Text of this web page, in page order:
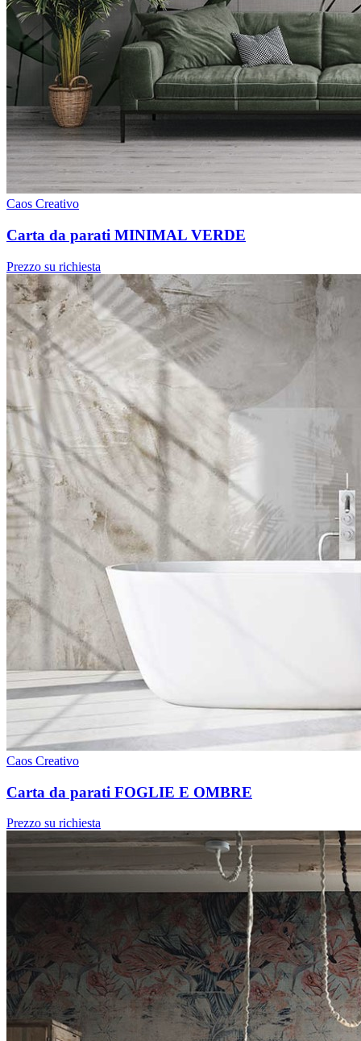
Caos Creativo
Carta da parati MINIMAL VERDE
Prezzo su richiesta
Caos Creativo
Carta da parati FOGLIE E OMBRE
Prezzo su richiesta